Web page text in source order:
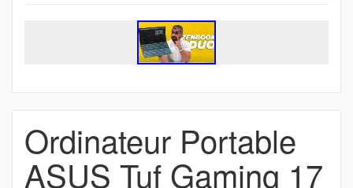
Ordinateur Portable
ASUS Tuf Gaming 17